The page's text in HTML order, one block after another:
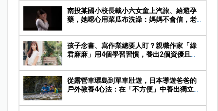
南投某國小校長載小六女童上汽旅、給避孕
藥，她噁心用菜瓜布洗澡：媽媽不會信，老
孩子念書、寫作業總要人盯？親職作家「綠
君麻麻」用4個學習習慣，養出2個資優且自
從露營車環島到單車壯遊，日本導遊爸爸的
戶外教養4心法：在「不方便」中養出獨立有